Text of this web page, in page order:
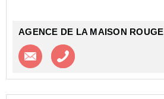
AGENCE DE LA MAISON ROUGE
Contacter l'agence